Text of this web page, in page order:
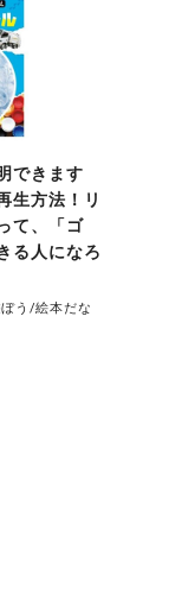
できます
生方法！リ
て、「ゴ
る人になろ
う /絵本だな